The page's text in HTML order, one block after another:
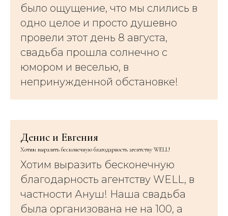
было ощущение, что мы слились в
одно целое и просто душевно
провели этот день 8 августа,
свадьба прошла солнечно с
юмором и веселью, в
непринужденной обстановке!
Денис и Евгения
Хотим выразить бесконечную благодарность агентству WELL!
Хотим выразить бесконечную
благодарность агентству WELL, в
частности Ануш! Наша свадьба
была организована не на 100, а